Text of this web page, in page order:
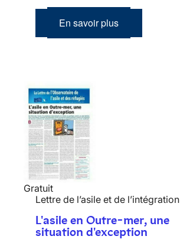
En savoir plus
Gratuit
Lettre de l’asile et de l’intégration
L'asile en Outre-mer, une
situation d'exception